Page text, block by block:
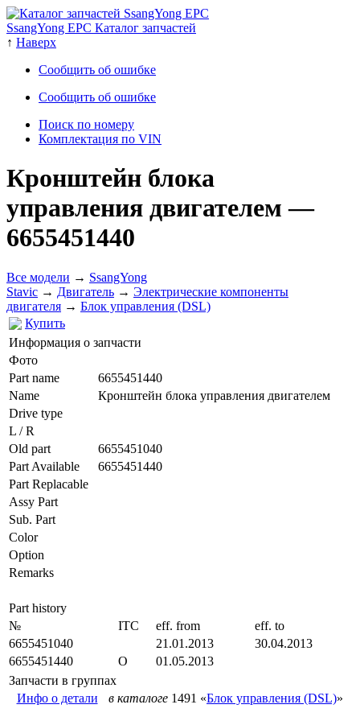
SsangYong EPC Каталог запчастей
↑ Наверх
Сообщить об ошибке
Сообщить об ошибке
Поиск по номеру
Комплектация по VIN
Кронштейн блока
управления двигателем—
6655451440
Все модели → SsangYong
Stavic → Двигатель → Электрические компоненты
двигателя → Блок управления (DSL)
Купить
Информация о запчасти
Фото
Part name
6655451440
Name
Кронштейн блока управления двигателем
Drive type
L / R
Old part
6655451040
Part Available
6655451440
Part Replacable
Assy Part
Sub. Part
Color
Option
Remarks
Part history
№
ITC eff. from
eff. to
6655451040
21.01.2013
30.04.2013
6655451440
O
01.05.2013
Запчасти в группах
Инфо о детали
в каталоге 1491 «Блок управления (DSL)»